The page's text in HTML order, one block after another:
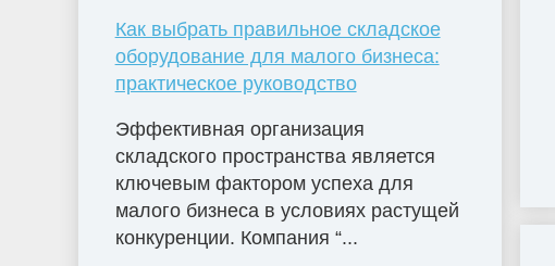
Как выбрать правильное складское
оборудование для малого бизнеса:
практическое руководство
Эффективная организация
складского пространства является
ключевым фактором успеха для
малого бизнеса в условиях растущей
конкуренции. Компания “...